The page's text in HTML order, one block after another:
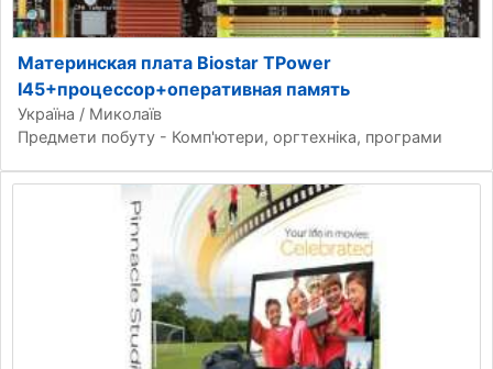
Материнская плата Biostar TPower
I45+процессор+оперативная память
Україна / Миколаїв
Предмети побуту - Комп'ютери, оргтехніка, програми